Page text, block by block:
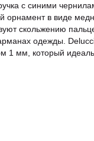
с синими
в виде
скольжению
одежды.
мм, который